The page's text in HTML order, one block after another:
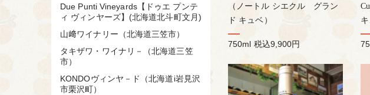
（ノートル シエクル グラン
ド キュベ）
750ml 税込9,900円
Due Punti Vineyards【ドゥエ プンテ
ィ ヴィンヤーズ】(北海道北斗町文月)
山﨑ワイナリー（北海道三笠市）
タキザワ・ワイナリ－（北海道三笠
市）
KONDOヴィンヤ－ド（北海道i岩見沢
市栗沢町）